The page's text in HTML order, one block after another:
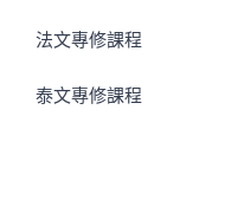
法文專修課程
泰文專修課程